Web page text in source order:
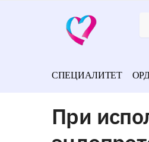
СПЕЦИАЛИТЕТ
При